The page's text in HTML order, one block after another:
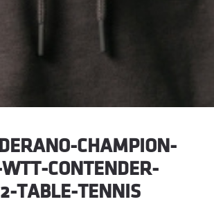
CHAMPION-
CONTENDER-
TABLE-TENNIS